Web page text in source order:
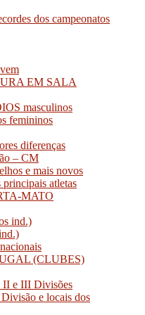
dos campeonatos
EM SALA
masculinos
femininos
diferenças
– CM
e mais novos
principais atletas
MATO
ind.)
(CLUBES)
II e III Divisões
e locais dos